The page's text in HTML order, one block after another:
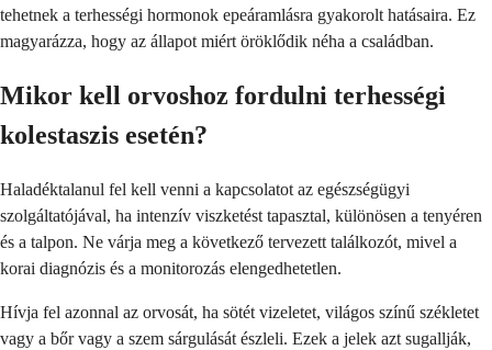
tehetnek a terhességi hormonok epeáramlásra gyakorolt hatásaira. Ez
magyarázza, hogy az állapot miért öröklődik néha a családban.
Mikor kell orvoshoz fordulni terhességi
kolestaszis esetén?
Haladéktalanul fel kell venni a kapcsolatot az egészségügyi
szolgáltatójával, ha intenzív viszketést tapasztal, különösen a tenyéren
és a talpon. Ne várja meg a következő tervezett találkozót, mivel a
korai diagnózis és a monitorozás elengedhetetlen.
Hívja fel azonnal az orvosát, ha sötét vizeletet, világos színű székletet
vagy a bőr vagy a szem sárgulását észleli. Ezek a jelek azt sugallják,